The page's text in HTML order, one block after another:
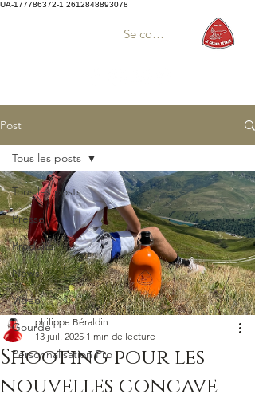
UA-177786372-1 2612848893078
Se connecter
Post
Tous les posts
Presse
Produits
News
Vidéo
Gourde
Personnalisation Pro
Tous les posts
Shooting pour les
nouvelles concave
philippe Béraldin
13 juil. 2025 1 min de lecture